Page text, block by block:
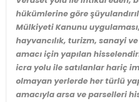
hükümlerine göre
Mülkiyeti Kanunu
hayvancılık, turizm, sanayi
amacı için yapılan
icra yolu ile satılanlar hariç
olmayan yerlerde her türlü
amacıyla arsa ve parselleri